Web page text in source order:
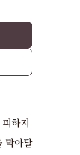
하지
막아달